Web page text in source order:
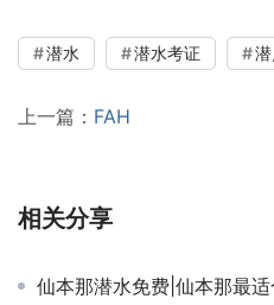
潜水 潜水考证
上一篇： FAH
相关分享
仙本那潜水免费|仙本那最适合新手的